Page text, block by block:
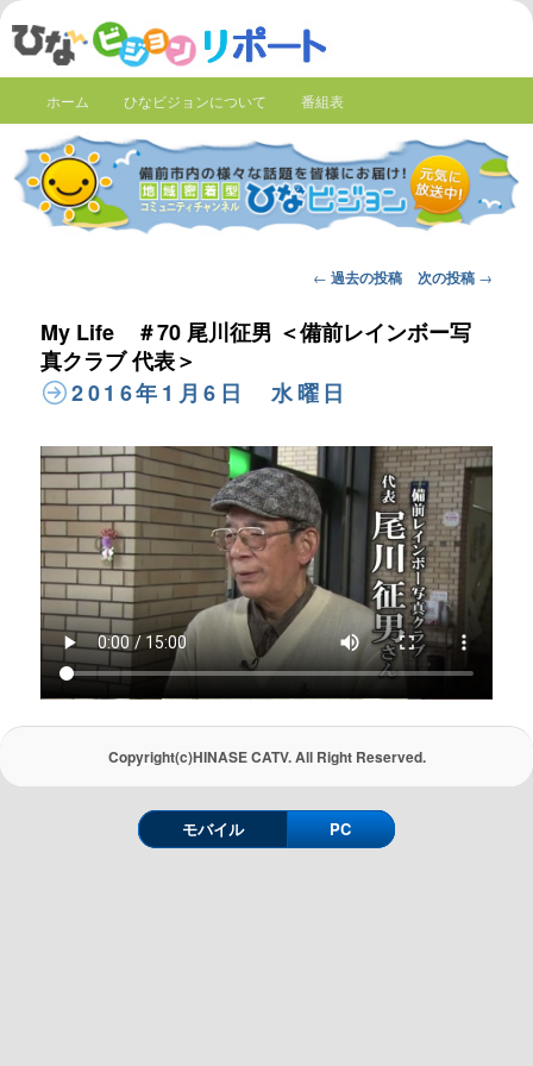
ホーム ひなビジョンについて 番組表
Post
← 過去の投稿 次の投稿 →
My Life ＃70 尾川征男 ＜備前レインボー写
真クラブ 代表＞
2016年1月6日 水曜日
Copyright(c)HINASE CATV. All Right Reserved.
モバイル PC